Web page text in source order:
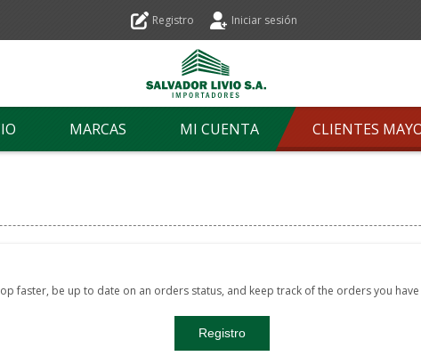
Registro Iniciar sesión
MARCAS MI CUENTA CLIENTES
faster, be up to date on an orders status, and keep track of the orders you